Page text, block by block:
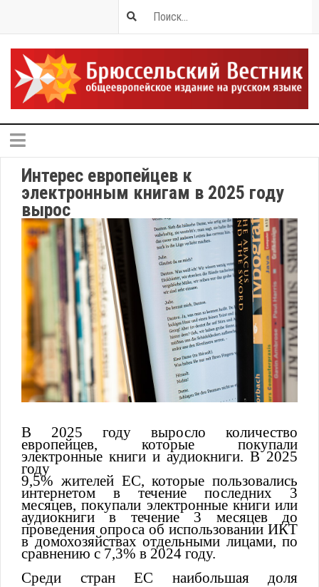
Интерес европейцев к
электронным книгам в 2025 году
вырос
В 2025 году выросло количество
европейцев, которые покупали
электронные книги и аудиокниги. В 2025
году
9,5% жителей ЕС, которые пользовались
интернетом в течение последних 3
месяцев, покупали электронные книги или
аудиокниги в течение 3 месяцев до
проведения опроса об использовании ИКТ
в домохозяйствах отдельными лицами, по
сравнению с 7,3% в 2024 году.
Среди стран ЕС наибольшая доля